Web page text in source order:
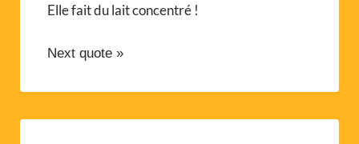
Elle fait du lait concentré !
Next quote »